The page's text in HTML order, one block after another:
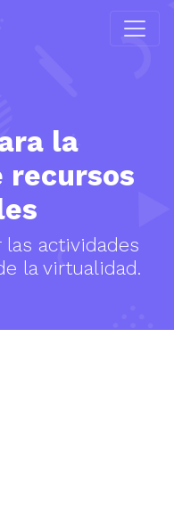
la
recursos
las actividades
la virtualidad.